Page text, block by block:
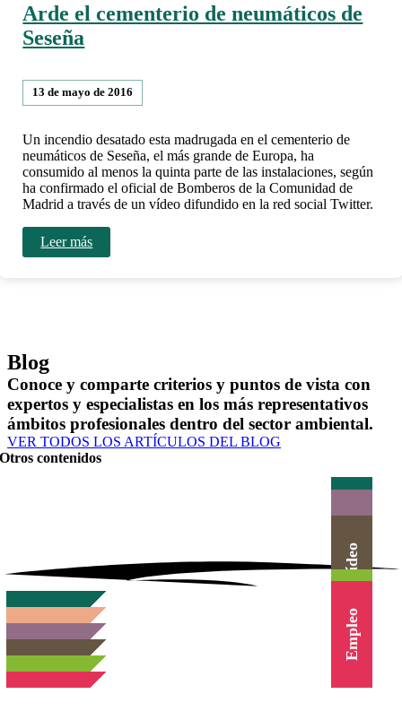
Arde el cementerio de neumáticos de
Seseña
13 de mayo de 2016
Un incendio desatado esta madrugada en el cementerio de
neumáticos de Seseña, el más grande de Europa, ha
consumido al menos la quinta parte de las instalaciones, según
ha confirmado el oficial de Bomberos de la Comunidad de
Madrid a través de un vídeo difundido en la red social Twitter.
Leer más
Blog
Conoce y comparte criterios y puntos de vista con
expertos y especialistas en los más representativos
ámbitos profesionales dentro del sector ambiental.
VER TODOS LOS ARTÍCULOS DEL BLOG
Otros contenidos
Actualidad
Agenda
Herramientas
Canal Vídeo
Cursos
Empleo